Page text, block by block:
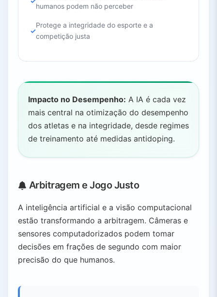
humanos podem não perceber
Protege a integridade do esporte e a
competição justa
Impacto no Desempenho: A IA é cada vez
mais central na otimização do desempenho
dos atletas e na integridade, desde regimes
de treinamento até medidas antidoping.
Arbitragem e Jogo Justo
A inteligência artificial e a visão computacional
estão transformando a arbitragem. Câmeras e
sensores computadorizados podem tomar
decisões em frações de segundo com maior
precisão do que humanos.